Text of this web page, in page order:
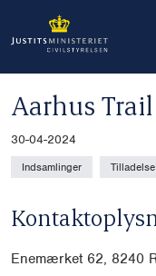
Aarhus
30-04-2024
Indsamlinger
Enemærket 62, 8240